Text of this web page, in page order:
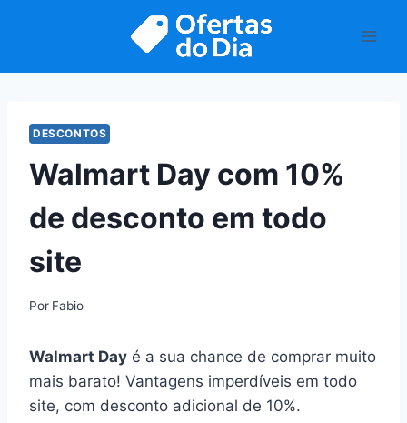
DESCONTOS
Walmart Day com 10%
de desconto em todo
site
Por Fabio
Walmart Day é a sua chance de comprar muito
mais barato! Vantagens imperdíveis em todo
site, com desconto adicional de 10%.